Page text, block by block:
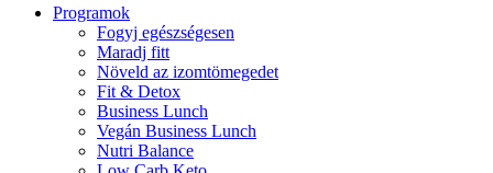
Programok
Fogyj egészségesen
Maradj fitt
Növeld az izomtömegedet
Fit & Detox
Business Lunch
Vegán Business Lunch
Nutri Balance